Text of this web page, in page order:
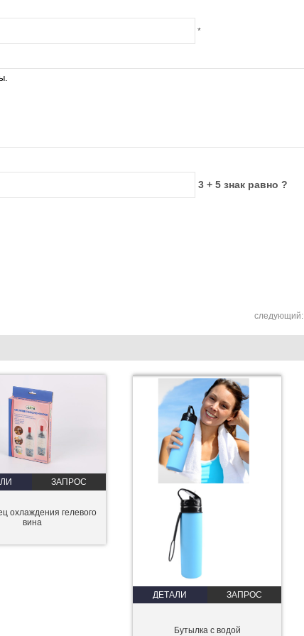
*
3 + 5 знак равно ?
следующий:
ЗАПРОС
охлаждения гелевого
вина
ДЕТАЛИ ЗАПРОС
Бутылка с водой